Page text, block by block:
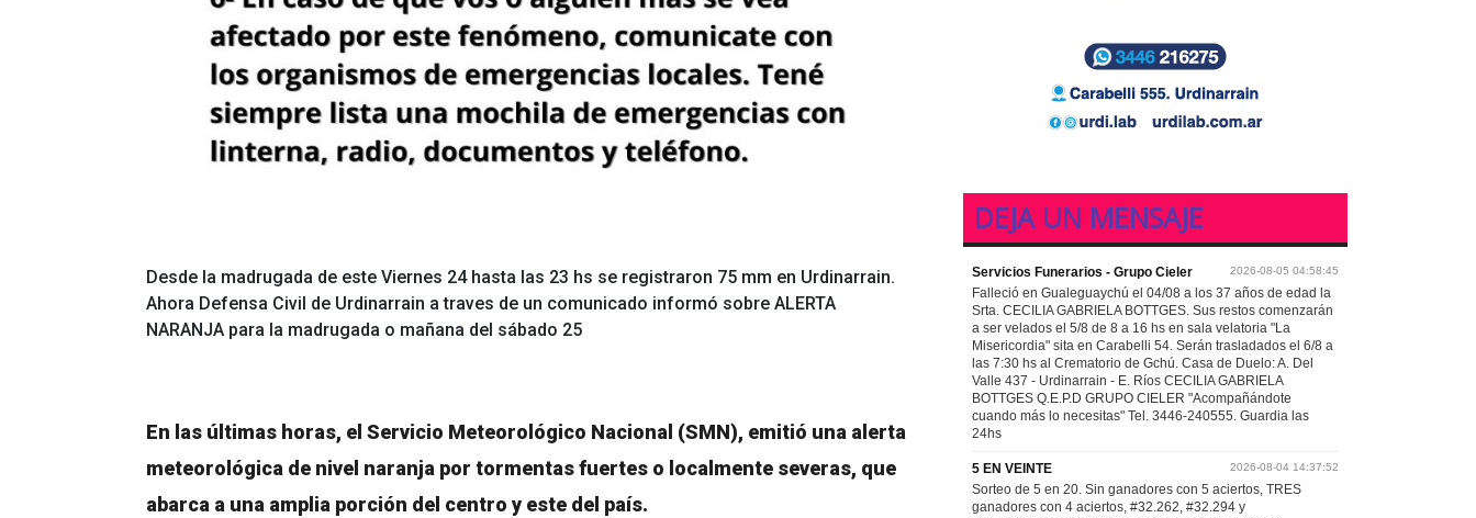
Desde la madrugada de este Viernes 24 hasta las 23 hs se registraron 75 mm en Urdinarrain.
Ahora Defensa Civil de Urdinarrain a traves de un comunicado informó sobre ALERTA
NARANJA para la madrugada o mañana del sábado 25
En las últimas horas, el Servicio Meteorológico Nacional (SMN), emitió una alerta
meteorológica de nivel naranja por tormentas fuertes o localmente severas, que
abarca a una amplia porción del centro y este del país.
DEJA UN MENSAJE